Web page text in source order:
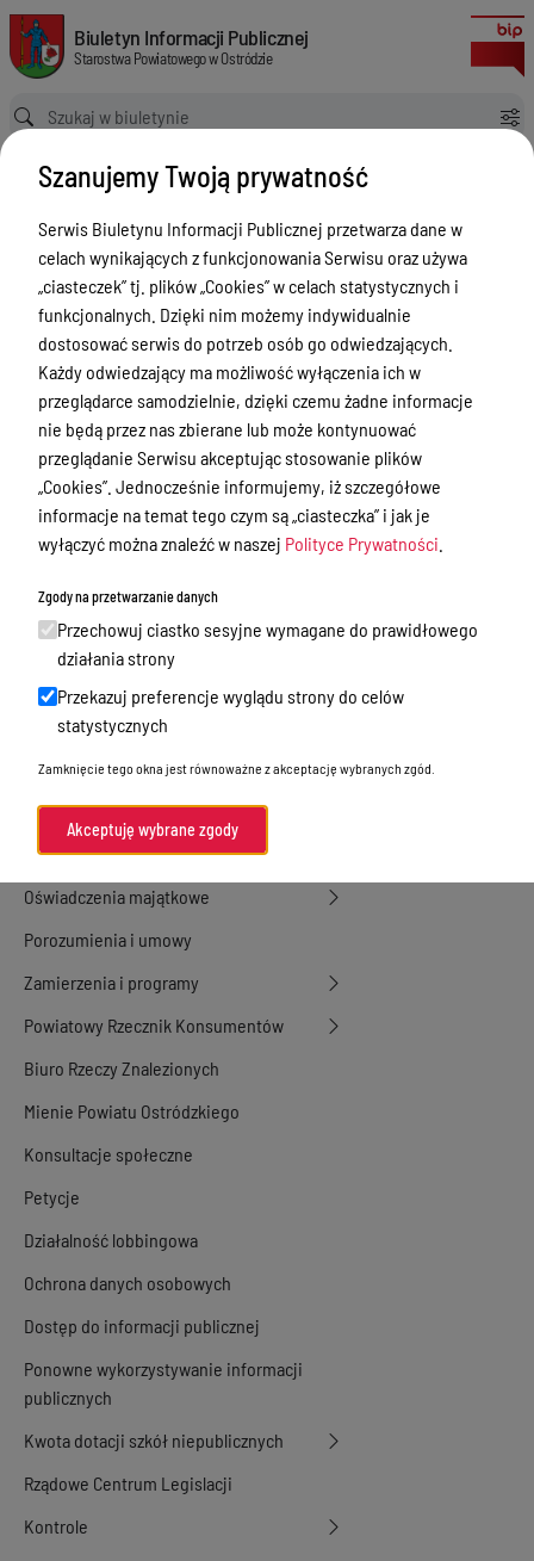
Retransmisja XLI Sesji Rady Powiatu Ostródzkiego
Biuletyn Informacji Publicznej Starostwa Powiatowego w Ostródzie
Biuletyn Informacji Publicznej
Starostwa Powiatowego w Ostródzie
Ścieżka powrotu
Strona główna
Retransmisje z obrad Rady Powiatu w Ostródzie
Retransmisja XLI Sesji Rady Powiatu Ostródzkiego
Retransmisje z obrad Rady
Powiatu w Ostródzie
Menu Przedmiotowe
Starostwo Powiatowe
Poradnik Interesanta
Informacje o naborze
Zamówienia Publiczne
Tablica ogłoszeń
Nieodpłatna Pomoc Prawna
Akty Prawne
Rejestry, ewidencje i archiwa
Budżet
Organizacja działania samorządu
powiatowego
Organy Powiatu
Oświadczenia majątkowe
Porozumienia i umowy
Zamierzenia i programy
Powiatowy Rzecznik Konsumentów
Biuro Rzeczy Znalezionych
Mienie Powiatu Ostródzkiego
Konsultacje społeczne
Petycje
Działalność lobbingowa
Ochrona danych osobowych
Dostęp do informacji publicznej
Ponowne wykorzystywanie informacji
publicznych
Kwota dotacji szkół niepublicznych
Rządowe Centrum Legislacji
Kontrole
Szanujemy Twoją prywatność
Serwis Biuletynu Informacji Publicznej przetwarza dane w
celach wynikających z funkcjonowania Serwisu oraz używa
„ciasteczek” tj. plików „Cookies” w celach statystycznych i
funkcjonalnych. Dzięki nim możemy indywidualnie
dostosować serwis do potrzeb osób go odwiedzających.
Każdy odwiedzający ma możliwość wyłączenia ich w
przeglądarce samodzielnie, dzięki czemu żadne informacje
nie będą przez nas zbierane lub może kontynuować
przeglądanie Serwisu akceptując stosowanie plików
„Cookies”. Jednocześnie informujemy, iż szczegółowe
informacje na temat tego czym są „ciasteczka” i jak je
wyłączyć można znaleźć w naszej Polityce Prywatności
Zgody na przetwarzanie danych
Przechowuj ciastko sesyjne wymagane do prawidłowego
działania strony
Przekazuj preferencje wyglądu strony do celów
statystycznych
Zamknięcie tego okna jest równoważne z akceptację wybranych zgód.
Akceptuję wybrane zgody